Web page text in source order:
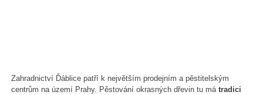
Zahradnictví Ďáblice patří k největším prodejním a pěstitelským
centrům na území Prahy. Pěstování okrasných dřevin tu mátradici